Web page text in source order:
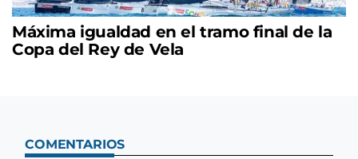
Máxima igualdad en el tramo final de la
Copa del Rey de Vela
COMENTARIOS